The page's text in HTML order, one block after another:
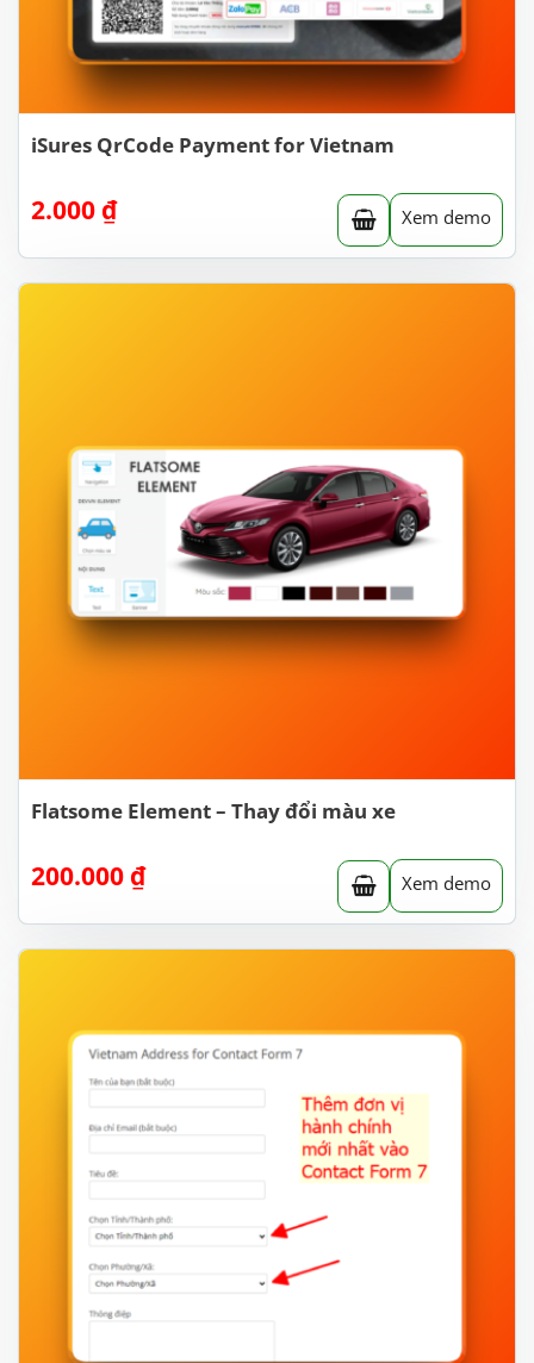
iSures QrCode Payment for Vietnam
2.000 ₫ Xem demo
Flatsome Element – Thay đổi màu xe
200.000 ₫ Xem demo